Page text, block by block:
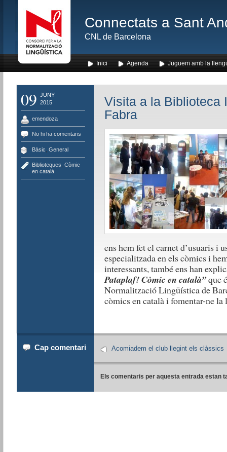
Connectats a Sant
CNL de Barcelona
Inici Agenda Juguem amb la
09 JUNY
2015
emendoza
No hi ha comentaris
Bàsic General
Biblioteques Còmic
en català
Visita a la Biblioteca
Fabra
ens hem fet el carnet d’usuaris i
especialitzada en els còmics i
interessants, també ens han
Pataplaf! Còmic en català”que
Normalització Lingüística de
còmics en català i fomentar-ne la
Cap comentari Acomiadem el club llegint els clàssics
Els comentaris per aquesta entrada estan